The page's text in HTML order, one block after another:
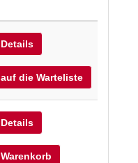
Details
auf die Warteliste
Details
Warenkorb